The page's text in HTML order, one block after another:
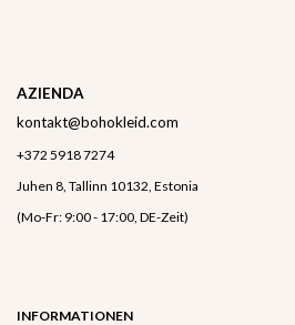
AZIENDA
kontakt@bohokleid.com
+372 5918 7274
Juhen 8, Tallinn 10132, Estonia
(Mo-Fr: 9:00 - 17:00, DE-Zeit)
INFORMATIONEN